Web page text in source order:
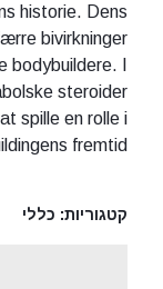
historie. Dens
bivirkninger
I
steroider
spille en rolle i
fremtid.
קטגוריות: כללי